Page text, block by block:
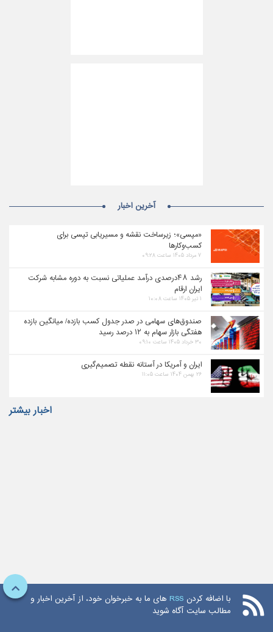
آخرین اخبار
«مپسی»؛ زیرساخت نقشه و مسیریابی تپسی برای
کسب‌وکارها
۷ مرداد ۱۴۰۵ ساعت ۰۹:۲۸
رشد ۴۸درصدی درآمد عملیاتی نسبت به دوره مشابه شرکت
ایران ارقام
۱ تیر ۱۴۰۵ ساعت ۱۰:۰۸
صندوق‌های سهامی در صدر جدول کسب بازده/ میانگین بازده
هفتگی بازار سهام به ۱۲ درصد رسید
۳۰ خرداد ۱۴۰۵ ساعت ۰۹:۱۰
ایران و آمریکا در آستانه نقطه تصمیم‌گیری
۲۶ بهمن ۱۴۰۴ ساعت ۱۱:۰۵
اخبار بیشتر
با اضافه کردن RSS های ما به خبرخوان خود، از آخرین اخبار و
مطالب سایت آگاه شوید